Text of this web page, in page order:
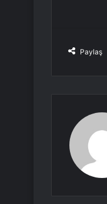
Paylaş